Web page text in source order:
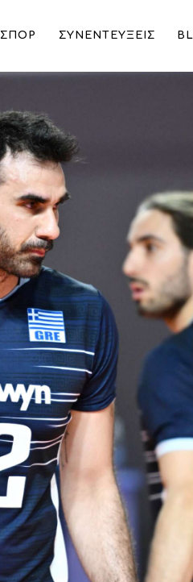
ΣΠΟΡ ΣΥΝΕΝΤΕΥΞΕΙΣ